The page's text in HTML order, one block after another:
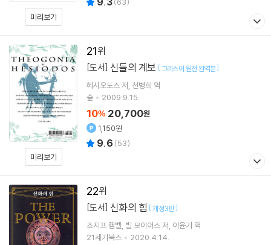
미리보기
21
미리보기
[도서] 신들의 계보 [그리스어 원전 완역본]
헤시오도스 저 천병희 역
숲
2009.9.15.
10% 20,700원
1,150원
9.6 (53)
22
[도서] 신화의 힘 [개정3판]
조지프 캠벨 빌 모이어스 저 이윤기 역
21세기북스
2020.4.14.